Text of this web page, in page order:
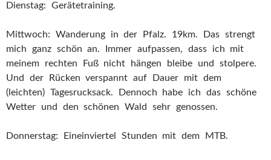
Dienstag: Gerätetraining.
Mittwoch: Wanderung in der Pfalz. 19km. Das strengt
mich ganz schön an. Immer aufpassen, dass ich mit
meinem rechten Fuß nicht hängen bleibe und stolpere.
Und der Rücken verspannt auf Dauer mit dem
(leichten) Tagesrucksack. Dennoch habe ich das schöne
Wetter und den schönen Wald sehr genossen.
Donnerstag: Eineinviertel Stunden mit dem MTB.